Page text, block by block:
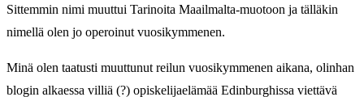
Sittemmin nimi muuttui Tarinoita Maailmalta-muotoon ja tälläkin
nimellä olen jo operoinut vuosikymmenen.
Minä olen taatusti muuttunut reilun vuosikymmenen aikana, olinhan
blogin alkaessa villiä (?) opiskelijaelämää Edinburghissa viettävä